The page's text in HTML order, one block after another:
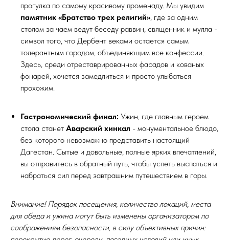
прогулка по самому красивому променаду. Мы увидим
памятник «Братство трех религий», где за одним
столом за чаем ведут беседу раввин, священник и мулла -
символ того, что Дербент веками остается самым
толерантным городом, объединяющим все конфессии.
Здесь, среди отреставрированных фасадов и кованых
фонарей, хочется замедлиться и просто улыбаться
прохожим.
Гастрономический финал: Ужин, где главным героем
стола станет Аварский хинкал - монументальное блюдо,
без которого невозможно представить настоящий
Дагестан. Сытые и довольные, полные ярких впечатлений,
вы отправитесь в обратный путь, чтобы успеть выспаться и
набраться сил перед завтрашним путешествием в горы.
Внимание! Порядок посещения, количество локаций, места
для обеда и ужина могут быть изменены организатором по
соображениям безопасности, в силу объективных причин: